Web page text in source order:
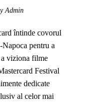
Admin
întinde covorul
pentru a
viziona filme
Festival
dedicate
al celor mai